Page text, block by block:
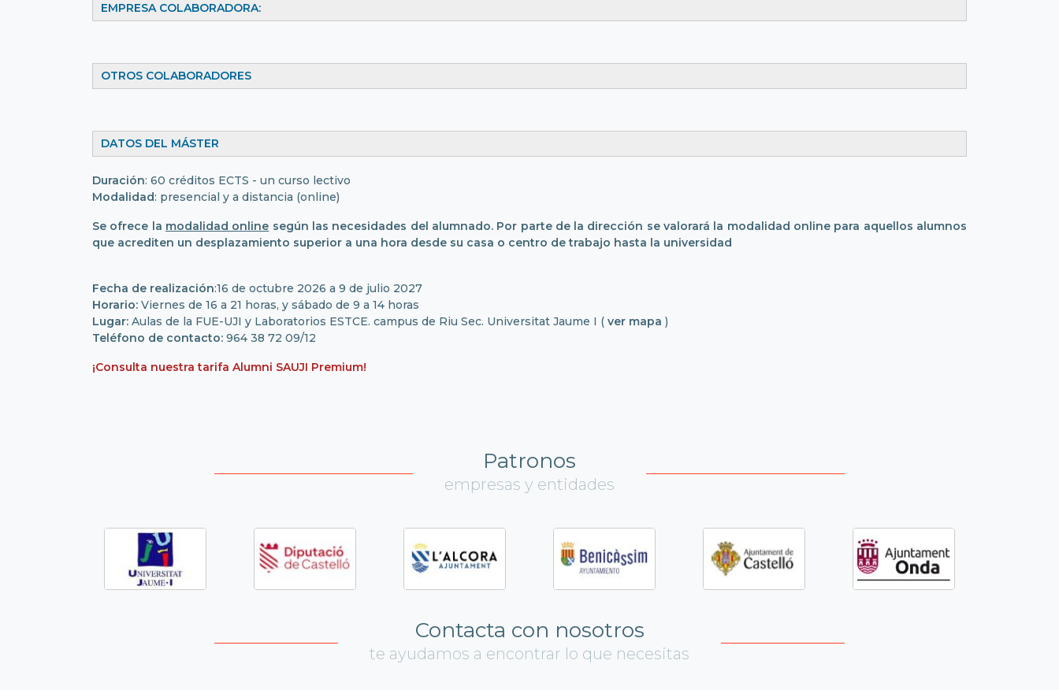
EMPRESA COLABORADORA:
OTROS COLABORADORES
DATOS DEL MÁSTER
Duración: 60 créditos ECTS - un curso lectivo
Modalidad: presencial y a distancia (online)
Se ofrece la modalidad online según las necesidades del alumnado. Por parte de la dirección se valorará la modalidad online para aquellos alumnos
que acrediten un desplazamiento superior a una hora desde su casa o centro de trabajo hasta la universidad
Fecha de realización:16 de octubre 2026 a 9 de julio 2027
Horario: Viernes de 16 a 21 horas, y sábado de 9 a 14 horas
Lugar: Aulas de la FUE-UJI y Laboratorios ESTCE. campus de Riu Sec. Universitat Jaume I ( ver mapa )
Teléfono de contacto: 964 38 72 09/12
¡Consulta nuestra tarifa Alumni SAUJI Premium!
Patronos
empresas y entidades
Contacta con nosotros
te ayudamos a encontrar lo que necesitas